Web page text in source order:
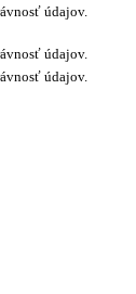
údajov.
údajov.
údajov.